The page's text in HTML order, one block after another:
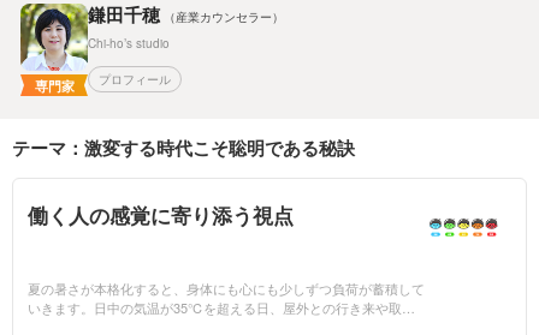
専門家
鎌田千穂
（産業カウンセラー）
Chi-ho’s studio
プロフィール
テーマ：激変する時代こそ聡明である秘訣
働く人の感覚に寄り添う視点
夏の暑さが本格化すると、身体にも心にも少しずつ負荷が蓄積して
いきます。日中の気温が35℃を超える日、屋外との行き来や取